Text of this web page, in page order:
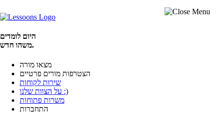
היום לומדים
משהו חדש.
מצאו מורה
הצטרפות מורים פרטיים
שירות לקוחות
על הצוות שלנו :)
משרות פתוחות
התחברות